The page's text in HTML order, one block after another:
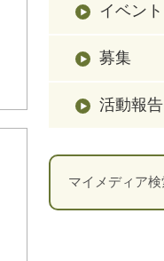
イベント
募集
活動報告